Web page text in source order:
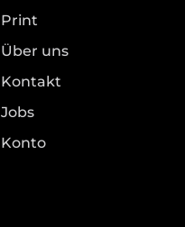
Print
Über uns
Kontakt
Jobs
Konto